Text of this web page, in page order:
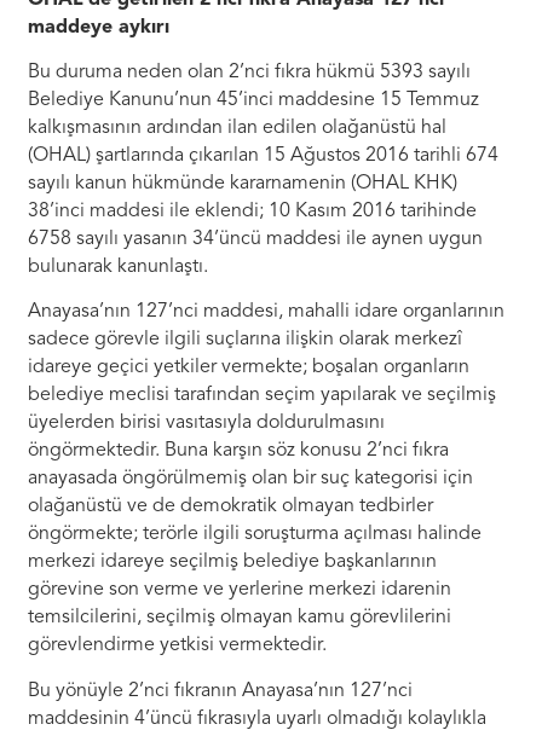
maddeye aykırı
Bu duruma neden olan 2’nci fıkra hükmü 5393 sayılı
Belediye Kanunu’nun 45’inci maddesine 15 Temmuz
kalkışmasının ardından ilan edilen olağanüstü hal
(OHAL) şartlarında çıkarılan 15 Ağustos 2016 tarihli 674
sayılı kanun hükmünde kararnamenin (OHAL KHK)
38’inci maddesi ile eklendi; 10 Kasım 2016 tarihinde
6758 sayılı yasanın 34’üncü maddesi ile aynen uygun
bulunarak kanunlaştı.
Anayasa’nın 127’nci maddesi, mahalli idare organlarının
sadece görevle ilgili suçlarına ilişkin olarak merkezî
idareye geçici yetkiler vermekte; boşalan organların
belediye meclisi tarafından seçim yapılarak ve seçilmiş
üyelerden birisi vasıtasıyla doldurulmasını
öngörmektedir. Buna karşın söz konusu 2’nci fıkra
anayasada öngörülmemiş olan bir suç kategorisi için
olağanüstü ve de demokratik olmayan tedbirler
öngörmekte; terörle ilgili soruşturma açılması halinde
merkezi idareye seçilmiş belediye başkanlarının
görevine son verme ve yerlerine merkezi idarenin
temsilcilerini, seçilmiş olmayan kamu görevlilerini
görevlendirme yetkisi vermektedir.
Bu yönüyle 2’nci fıkranın Anayasa’nın 127’nci
maddesinin 4’üncü fıkrasıyla uyarlı olmadığı kolaylıkla